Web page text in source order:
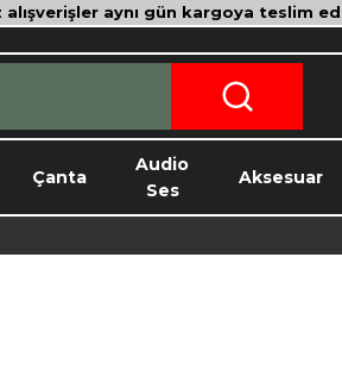
alışverişler aynı gün kargoya teslim
Çanta
Audio
Ses
Aksesuar